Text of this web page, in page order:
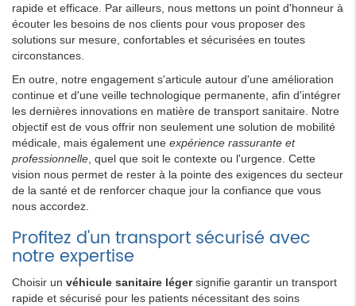
rapide et efficace. Par ailleurs, nous mettons un point d'honneur à
écouter les besoins de nos clients pour vous proposer des
solutions sur mesure, confortables et sécurisées en toutes
circonstances.
En outre, notre engagement s'articule autour d'une amélioration
continue et d'une veille technologique permanente, afin d'intégrer
les dernières innovations en matière de transport sanitaire. Notre
objectif est de vous offrir non seulement une solution de mobilité
médicale, mais également une expérience rassurante et
professionnelle , quel que soit le contexte ou l'urgence. Cette
vision nous permet de rester à la pointe des exigences du secteur
de la santé et de renforcer chaque jour la confiance que vous
nous accordez.
Profitez d'un transport sécurisé avec
notre expertise
Choisir un véhicule sanitaire légersignifie garantir un transport
rapide et sécurisé pour les patients nécessitant des soins